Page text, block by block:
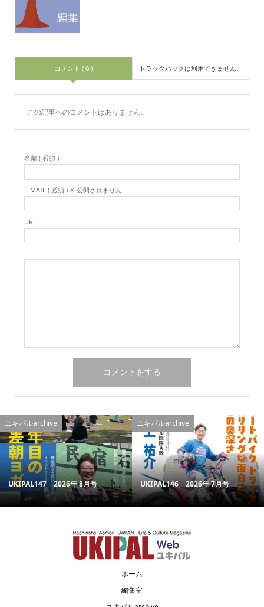
コメント ( 0 ) トラックバックは利用できません。
この記事へのコメントはありません。
名前 ( 必須 )
E-MAIL ( 必須 ) ※ 公開されません
URL
ユキパルarchive
UKIPAL147 2026年 8月号
ユキパルarchive
UKIPAL146 2026年 7月号
ホーム
編集室